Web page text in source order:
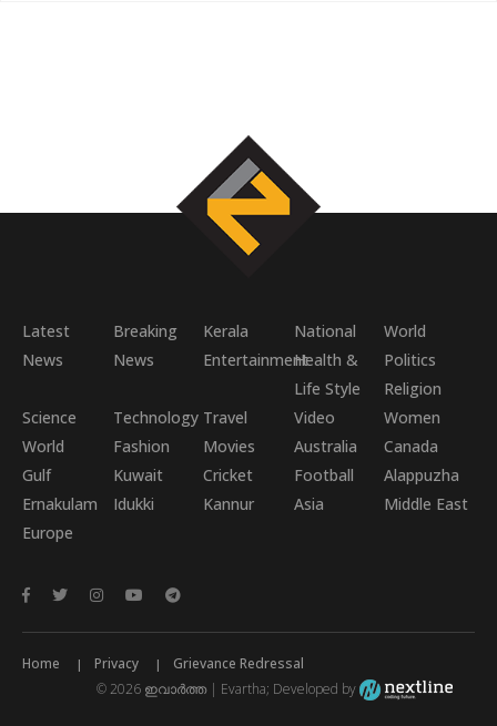
Latest
News
Breaking
News
Kerala National
World
EntertainmentHealth &
Life Style
Politics
Religion
Science
World
Technology Travel Video
Women
Fashion
Movies Australia
Canada
Gulf
Kuwait Cricket Football
Alappuzha
Ernakulam
Idukki Kannur Asia
Middle East
Europe
Home Privacy
Grievance Redressal
© 2026 ഇവാർത്ത | Evartha; Developed by